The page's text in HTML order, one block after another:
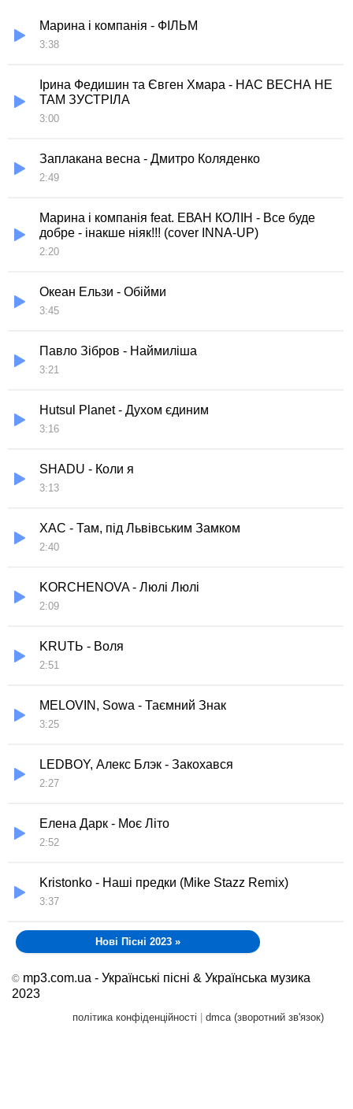
Марина і компанія - ФІЛЬМ
3:38
Ірина Федишин та Євген Хмара - НАС ВЕСНА НЕ
ТАМ ЗУСТРІЛА
3:00
Заплакана весна - Дмитро Коляденко
2:49
Марина і компанія feat. ЕВАН КОЛІН - Все буде
добре - інакше ніяк!!! (сover INNA-UP)
2:20
Океан Ельзи - Обійми
3:45
Павло Зібров - Наймиліша
3:21
Hutsul Planet - Духом єдиним
3:16
SHADU - Коли я
3:13
ХАС - Там, під Львівським Замком
2:40
KORCHENOVA - Люлі Люлі
2:09
KRUTЬ - Воля
2:51
MELOVIN, Sowa - Таємний Знак
3:25
LEDBOY, Алекс Блэк - Закохався
2:27
Елена Дарк - Моє Літо
2:52
Kristonko - Наші предки (Mike Stazz Remix)
3:37
Нові Пісні 2023 »
© mp3.com.ua - Українські пісні & Українська музика
2023
політика конфіденційності dmca (зворотний зв'язок)